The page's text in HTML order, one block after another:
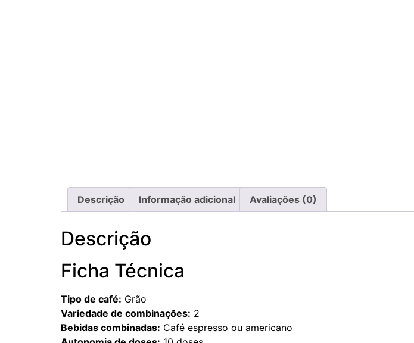
Descrição Informação adicional Avaliações (0)
Descrição
Ficha Técnica
Tipo de café: Grão
Variedade de combinações: 2
Bebidas combinadas: Café espresso ou americano